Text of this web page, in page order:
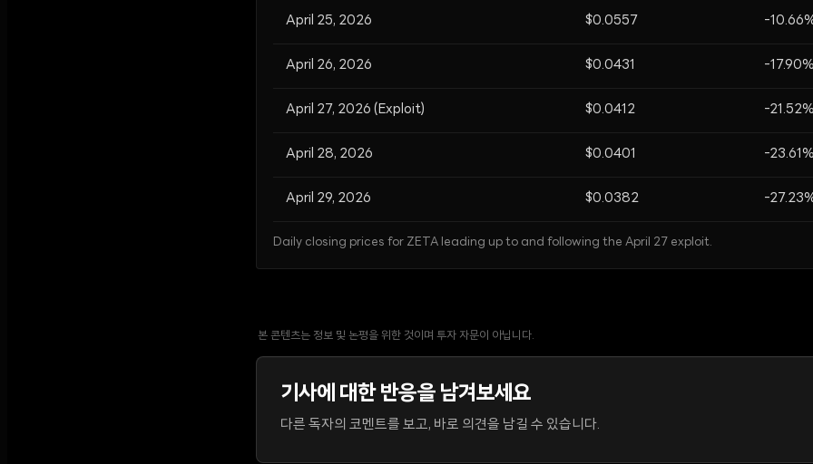
April 25, 2026 $0.0557 -
April 26, 2026 $0.0431 -17.90%
April 27, 2026 (Exploit) $0.0412 -21.52%
April 28, 2026 $0.0401 -23.61%
April 29, 2026 $0.0382 -
Daily closing prices for ZETA leading up to and following the April 27 exploit.
본 콘텐츠는 정보 및 논평을 위한 것이며 투자 자문이 아닙니다.
기사에 대한 반응을 남겨보세요
다른 독자의 코멘트를 보고, 바로 의견을 남길 수 있습니다.